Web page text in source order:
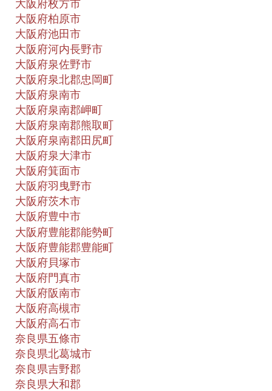
大阪府枚方市
大阪府柏原市
大阪府池田市
大阪府河内長野市
大阪府泉佐野市
大阪府泉北郡忠岡町
大阪府泉南市
大阪府泉南郡岬町
大阪府泉南郡熊取町
大阪府泉南郡田尻町
大阪府泉大津市
大阪府箕面市
大阪府羽曳野市
大阪府茨木市
大阪府豊中市
大阪府豊能郡能勢町
大阪府豊能郡豊能町
大阪府貝塚市
大阪府門真市
大阪府阪南市
大阪府高槻市
大阪府高石市
奈良県五條市
奈良県北葛城市
奈良県吉野郡
奈良県大和郡